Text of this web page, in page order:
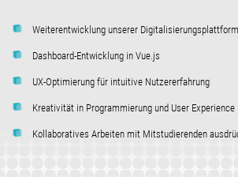
Weiterentwicklung unserer
Dashboard-Entwicklung in Vue.js
UX-Optimierung für intuitive Nutzererfahrung
Kreativität in Programmierung und User Experience
Kollaboratives Arbeiten mit Mitstudierenden